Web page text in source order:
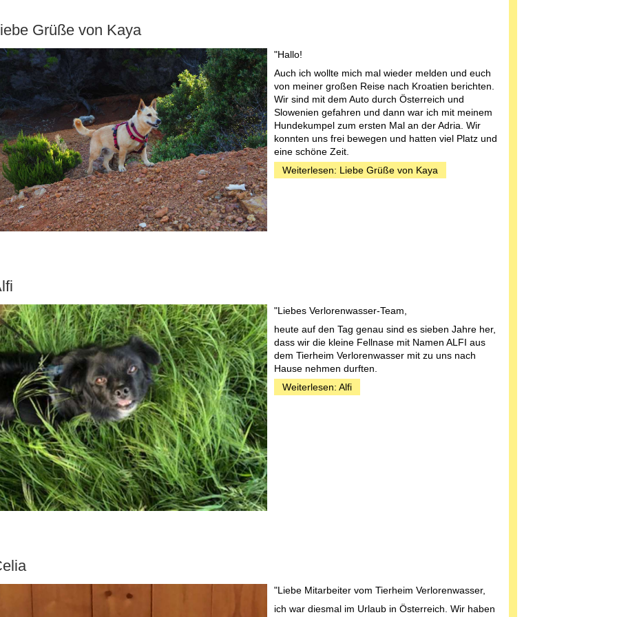
Grüße von Kaya
"Hallo!
Auch ich wollte mich mal wieder melden und euch
von meiner großen Reise nach Kroatien berichten.
Wir sind mit dem Auto durch Österreich und
Slowenien gefahren und dann war ich mit meinem
Hundekumpel zum ersten Mal an der Adria. Wir
konnten uns frei bewegen und hatten viel Platz und
eine schöne Zeit.
Weiterlesen: Liebe Grüße von Kaya
"Liebes Verlorenwasser-Team,
heute auf den Tag genau sind es sieben Jahre her,
dass wir die kleine Fellnase mit Namen ALFI aus
dem Tierheim Verlorenwasser mit zu uns nach
Hause nehmen durften.
Weiterlesen: Alfi
"Liebe Mitarbeiter vom Tierheim Verlorenwasser,
ich war diesmal im Urlaub in Österreich. Wir haben